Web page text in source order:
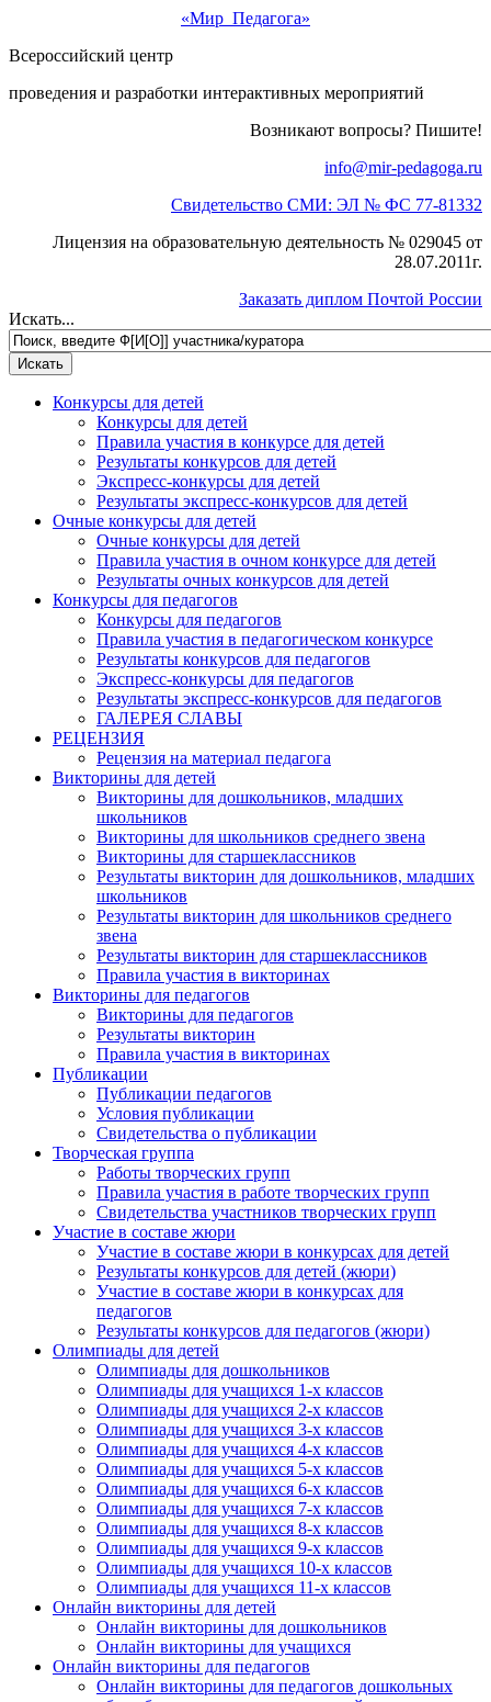
«Мир Педагога»
Всероссийский центр
проведения и разработки интерактивных мероприятий
Возникают вопросы? Пишите!
info@mir-pedagoga.ru
Свидетельство СМИ: ЭЛ № ФС 77-81332
Лицензия на образовательную деятельность № 029045 от
28.07.2011г.
Заказать диплом Почтой России
Искать...
Конкурсы для детей
Конкурсы для детей
Правила участия в конкурсе для детей
Результаты конкурсов для детей
Экспресс-конкурсы для детей
Результаты экспресс-конкурсов для детей
Очные конкурсы для детей
Очные конкурсы для детей
Правила участия в очном конкурсе для детей
Результаты очных конкурсов для детей
Конкурсы для педагогов
Конкурсы для педагогов
Правила участия в педагогическом конкурсе
Результаты конкурсов для педагогов
Экспресс-конкурсы для педагогов
Результаты экспресс-конкурсов для педагогов
ГАЛЕРЕЯ СЛАВЫ
РЕЦЕНЗИЯ
Рецензия на материал педагога
Викторины для детей
Викторины для дошкольников, младших
школьников
Викторины для школьников среднего звена
Викторины для старшеклассников
Результаты викторин для дошкольников, младших
школьников
Результаты викторин для школьников среднего
звена
Результаты викторин для старшеклассников
Правила участия в викторинах
Викторины для педагогов
Викторины для педагогов
Результаты викторин
Правила участия в викторинах
Публикации
Публикации педагогов
Условия публикации
Свидетельства о публикации
Творческая группа
Работы творческих групп
Правила участия в работе творческих групп
Свидетельства участников творческих групп
Участие в составе жюри
Участие в составе жюри в конкурсах для детей
Результаты конкурсов для детей (жюри)
Участие в составе жюри в конкурсах для
педагогов
Результаты конкурсов для педагогов (жюри)
Олимпиады для детей
Олимпиады для дошкольников
Олимпиады для учащихся 1-х классов
Олимпиады для учащихся 2-х классов
Олимпиады для учащихся 3-х классов
Олимпиады для учащихся 4-х классов
Олимпиады для учащихся 5-х классов
Олимпиады для учащихся 6-х классов
Олимпиады для учащихся 7-х классов
Олимпиады для учащихся 8-х классов
Олимпиады для учащихся 9-х классов
Олимпиады для учащихся 10-х классов
Олимпиады для учащихся 11-х классов
Онлайн викторины для детей
Онлайн викторины для дошкольников
Онлайн викторины для учащихся
Онлайн викторины для педагогов
Онлайн викторины для педагогов дошкольных